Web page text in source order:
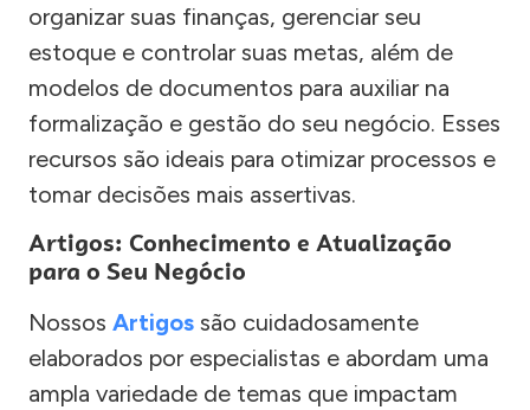
organizar suas finanças, gerenciar seu
estoque e controlar suas metas, além de
modelos de documentos para auxiliar na
formalização e gestão do seu negócio. Esses
recursos são ideais para otimizar processos e
tomar decisões mais assertivas.
Artigos: Conhecimento e Atualização
para o Seu Negócio
Nossos Artigos são cuidadosamente
elaborados por especialistas e abordam uma
ampla variedade de temas que impactam